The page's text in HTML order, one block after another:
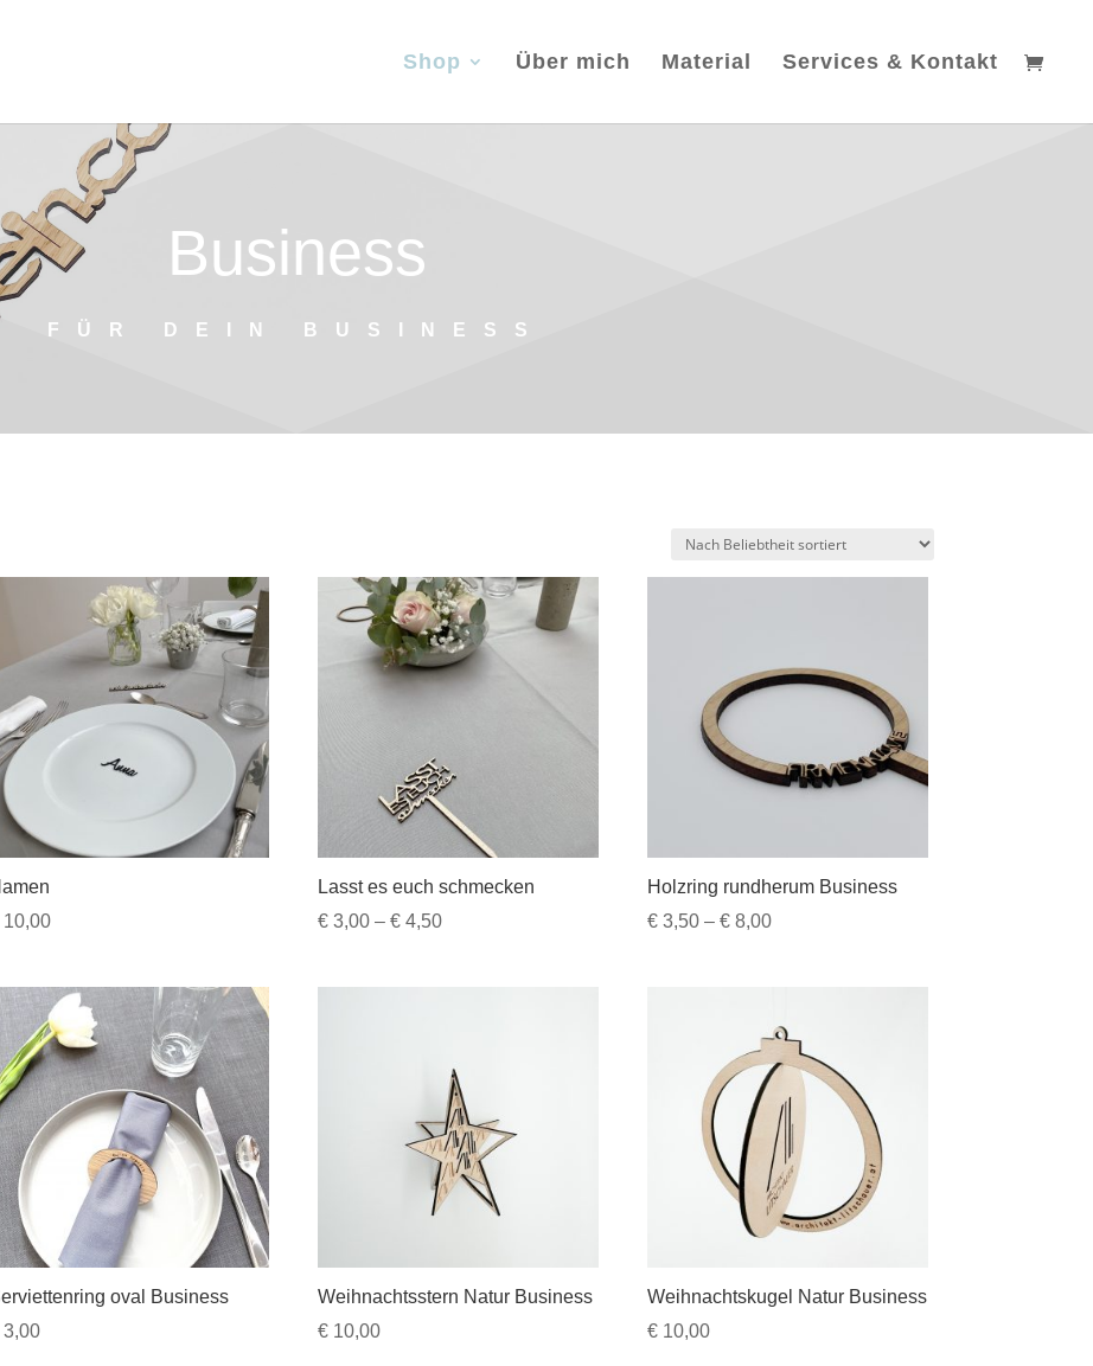
Shop Über mich Material Services & Kontakt
Business
FÜR DEIN BUSINESS
10,00
Lasst es euch schmecken
€ 3,00 –€ 4,50Preisspanne:
Holzring rundherum Business
€ 3,50 –€ 8,00Preisspanne:
oval Business
3,00
Weihnachtsstern Natur Business
€ 10,00
Weihnachtskugel Natur Business
€ 10,00